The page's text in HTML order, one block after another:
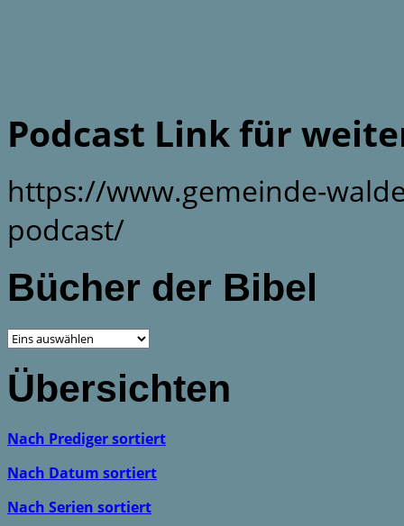
Podcast Link für
https://www.gemeinde-
podcast/
Bücher der Bibel
Übersichten
Nach Prediger sortiert
Nach Datum sortiert
Nach Serien sortiert